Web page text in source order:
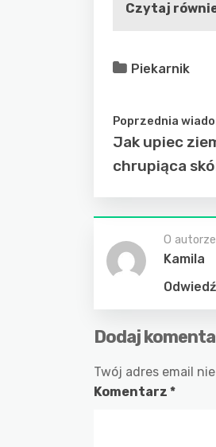
Czytaj
Piekarnik
Poprzednia
Jak upiec
chrupiąca
O autorze
Kamila
Dodaj
Twój adres email
Komentarz *